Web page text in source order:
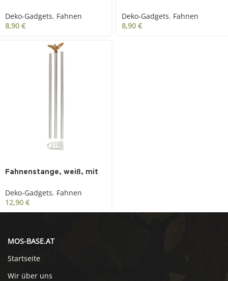
Deko-Gadgets, Fahnen
8,90 €
Deko-Gadgets, Fahnen
8,90 €
Fahnenstange, weiß, mit
Deko-Gadgets, Fahnen
12,90 €
MOS-BASE.AT
Startseite
Wir über uns